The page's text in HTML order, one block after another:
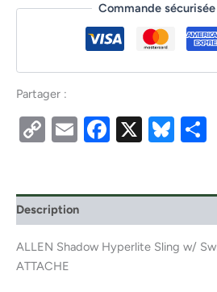
Commande
Partager :
CopyEmailFacebook
X
Description
ALLEN Shadow Hyperlite Sling w/
ATTACHE